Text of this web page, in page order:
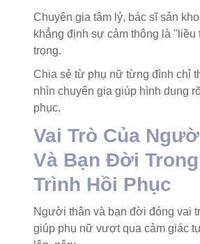
Chuyên gia tâm lý, bác sĩ sản
khẳng định sự cảm thông là "liều
trọng.
Chia sẻ từ phụ nữ từng đình chỉ
nhìn chuyên gia giúp hình dung
phục.
Vai Trò Của
Và Bạn Đời
Trình Hồi Phục
Người thân và bạn đời đóng vai
giúp phụ nữ vượt qua cảm giác